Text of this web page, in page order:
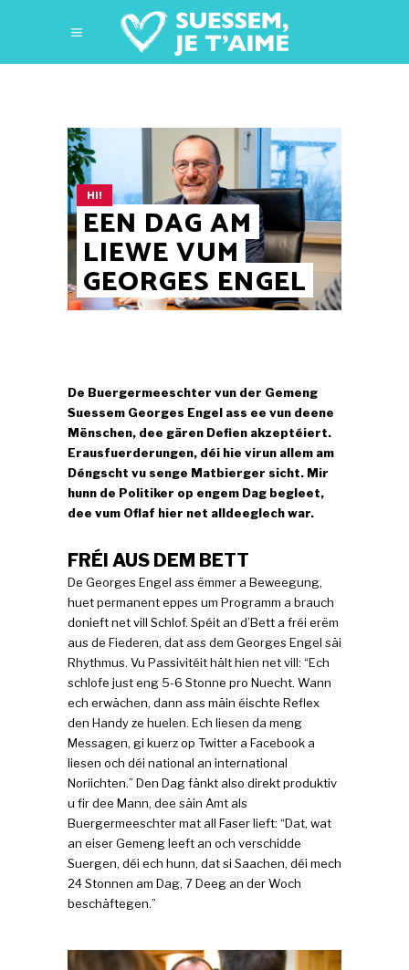
HI!
EEN DAG AM
LIEWE VUM
GEORGES ENGEL
De Buergermeeschter vun der Gemeng
Suessem Georges Engel ass ee vun deene
Mënschen, dee gären Defien akzeptéiert.
Erausfuerderungen, déi hie virun allem am
Déngscht vu senge Matbierger sicht. Mir
hunn de Politiker op engem Dag begleet,
dee vum Oflaf hier net alldeeglech war.
FRÉI AUS DEM BETT
De Georges Engel ass ëmmer a Beweegung,
huet permanent eppes um Programm a brauch
donieft net vill Schlof. Spéit an d’Bett a fréi erëm
aus de Fiederen, dat ass dem Georges Engel säi
Rhythmus. Vu Passivitéit hält hien net vill: “Ech
schlofe just eng 5-6 Stonne pro Nuecht. Wann
ech erwächen, dann ass mäin éischte Reflex
den Handy ze huelen. Ech liesen da meng
Messagen, gi kuerz op Twitter a Facebook a
liesen och déi national an international
Noriichten.” Den Dag fänkt also direkt produktiv
u fir dee Mann, dee säin Amt als
Buergermeeschter mat all Faser lieft: “Dat, wat
an eiser Gemeng leeft an och verschidde
Suergen, déi ech hunn, dat si Saachen, déi mech
24 Stonnen am Dag, 7 Deeg an der Woch
beschäftegen.”